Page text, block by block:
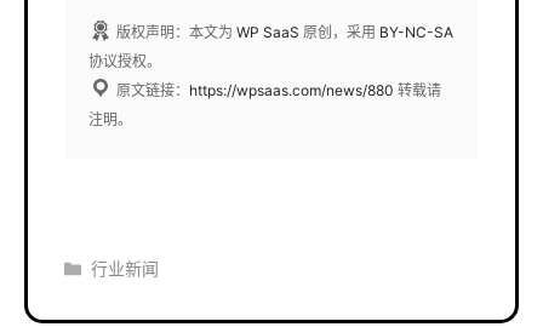
版权声明：本文为 WP SaaS 原创，采用 BY-NC-SA
协议授权。
原文链接： https://wpsaas.com/news/880 转载请
注明。
分
行业新闻